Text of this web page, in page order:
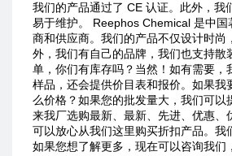
我们的产品通过了 CE 认证。此外，我
易于维护。 Reephos Chemical 是中国
商和供应商。我们的产品不仅设计时尚
外，我们有自己的品牌，我们也支持散
单，你们有库存吗？当然！如有需要，
样品，还会提供价目表和报价。如果我
么价格？如果您的批发量大，我们可以
来我厂选购最新、最新、先进、优惠、
可以放心从我们这里购买折扣产品。我
如果您想了解更多，现在可以咨询我们